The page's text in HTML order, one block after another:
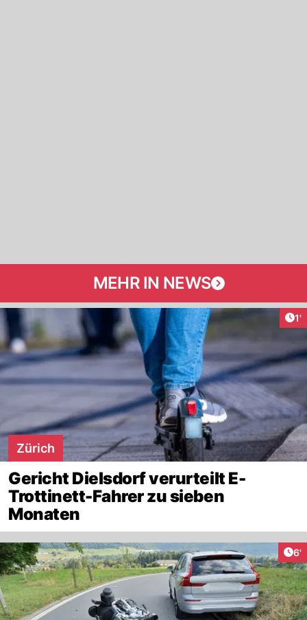
MEHR IN NEWS
1'
Zürich
Gericht Dielsdorf verurteilt E-
Trottinett-Fahrer zu sieben
Monaten
6'